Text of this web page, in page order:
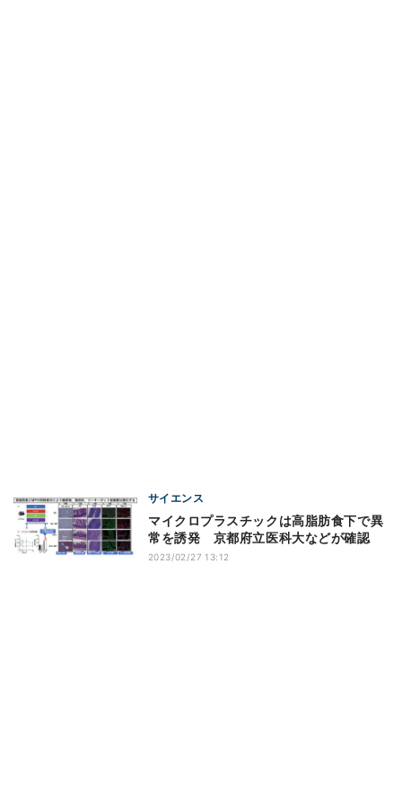
サイエンス
マイクロプラスチックは高脂肪食下で異
常を誘発 京都府立医科大などが確認
2023/02/27 13:12